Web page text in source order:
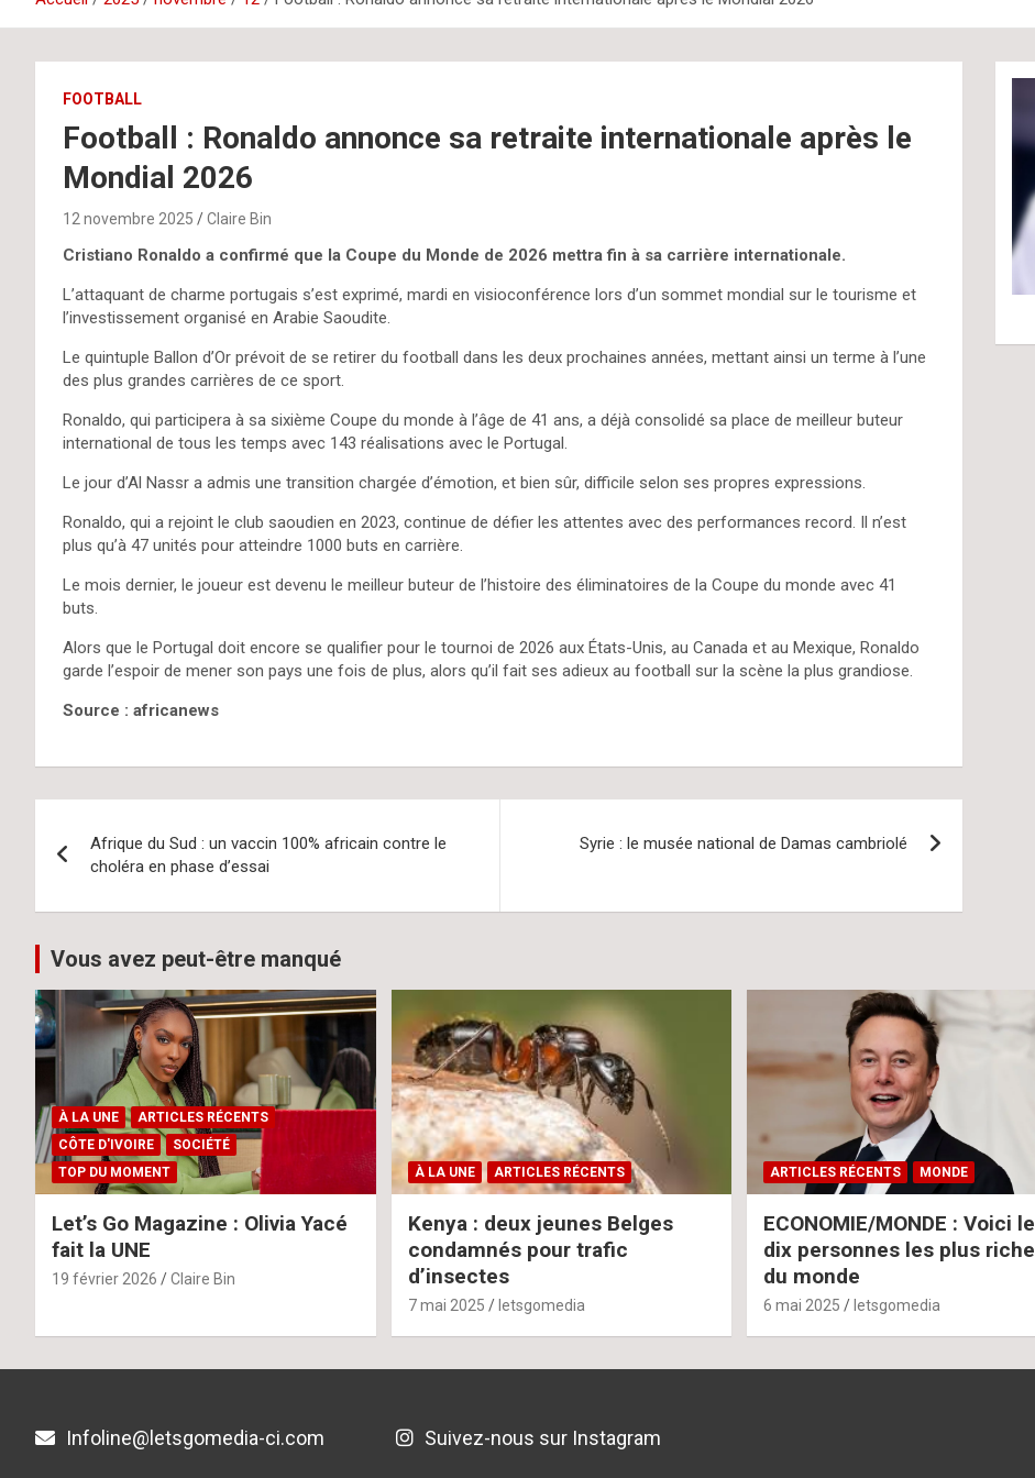
FOOTBALL
Football : Ronaldo annonce sa retraite internationale après le
Mondial 2026
12 novembre 2025 Claire Bin
Cristiano Ronaldo a confirmé que la Coupe du Monde de 2026 mettra fin à sa carrière internationale.
L’attaquant de charme portugais s’est exprimé, mardi en visioconférence lors d’un sommet mondial sur le tourisme et
l’investissement organisé en Arabie Saoudite.
Le quintuple Ballon d’Or prévoit de se retirer du football dans les deux prochaines années, mettant ainsi un terme à l’une
des plus grandes carrières de ce sport.
Ronaldo, qui participera à sa sixième Coupe du monde à l’âge de 41 ans, a déjà consolidé sa place de meilleur buteur
international de tous les temps avec 143 réalisations avec le Portugal.
Le jour d’Al Nassr a admis une transition chargée d’émotion, et bien sûr, difficile selon ses propres expressions.
Ronaldo, qui a rejoint le club saoudien en 2023, continue de défier les attentes avec des performances record. Il n’est
plus qu’à 47 unités pour atteindre 1000 buts en carrière.
Le mois dernier, le joueur est devenu le meilleur buteur de l’histoire des éliminatoires de la Coupe du monde avec 41
buts.
Alors que le Portugal doit encore se qualifier pour le tournoi de 2026 aux États-Unis, au Canada et au Mexique, Ronaldo
garde l’espoir de mener son pays une fois de plus, alors qu’il fait ses adieux au football sur la scène la plus grandiose.
Source : africanews
de
l’article
Afrique du Sud : un vaccin 100% africain contre le
choléra en phase d’essai
Syrie : le musée national de Damas cambriolé
Vous avez peut-être manqué
À LA UNE
ARTICLES RÉCENTS
CÔTE D'IVOIRE
SOCIÉTÉ
TOP DU MOMENT
Let’s Go Magazine : Olivia Yacé
fait la UNE
19 février 2026 Claire Bin
À LA UNE ARTICLES RÉCENTS
Kenya : deux jeunes Belges
condamnés pour trafic
d’insectes
7 mai 2025 letsgomedia
ARTICLES RÉCENTS MONDE
ECONOMIE/MONDE : Voici
dix personnes les plus
du monde
6 mai 2025 letsgomedia
Infoline@letsgomedia-ci.com Suivez-nous sur Instagram